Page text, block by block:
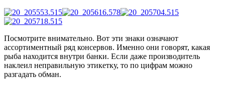
Посмотрите внимательно. Вот эти знаки означают
ассортиментный ряд консервов. Именно они говорят, какая
рыба находится внутри банки. Если даже производитель
наклеил неправильную этикетку, то по цифрам можно
разгадать обман.